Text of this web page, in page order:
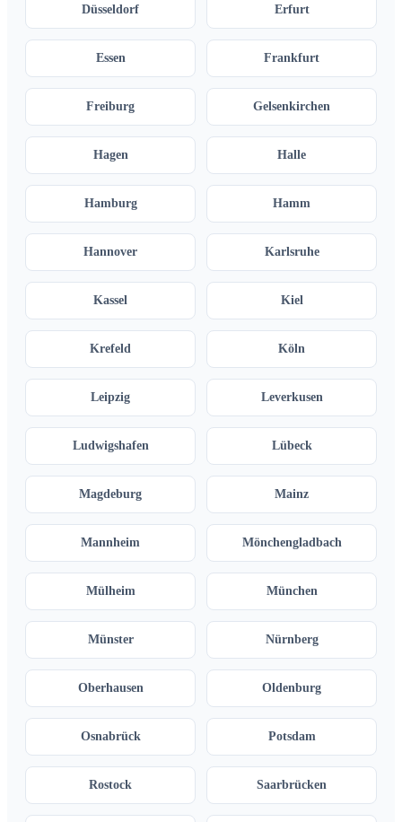
Düsseldorf Erfurt
Essen Frankfurt
Freiburg Gelsenkirchen
Hagen Halle
Hamburg Hamm
Hannover Karlsruhe
Kassel Kiel
Krefeld Köln
Leipzig Leverkusen
Ludwigshafen Lübeck
Magdeburg Mainz
Mannheim Mönchengladbach
Mülheim München
Münster Nürnberg
Oberhausen Oldenburg
Osnabrück Potsdam
Rostock Saarbrücken